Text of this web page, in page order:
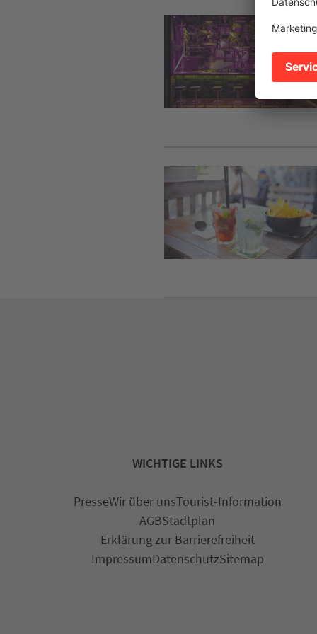
WICHTIGE LINKS
PresseWir über unsTourist-Information
AGBStadtplan
Erklärung zur Barrierefreiheit
ImpressumDatenschutzSitemap